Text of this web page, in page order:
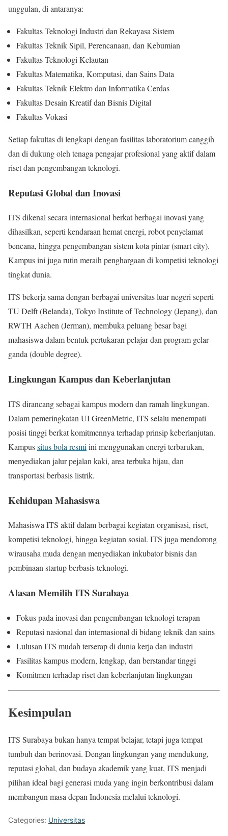
unggulan, di antaranya:
Fakultas Teknologi Industri dan Rekayasa Sistem
Fakultas Teknik Sipil, Perencanaan, dan Kebumian
Fakultas Teknologi Kelautan
Fakultas Matematika, Komputasi, dan Sains Data
Fakultas Teknik Elektro dan Informatika Cerdas
Fakultas Desain Kreatif dan Bisnis Digital
Fakultas Vokasi
Setiap fakultas di lengkapi dengan fasilitas laboratorium canggih
dan di dukung oleh tenaga pengajar profesional yang aktif dalam
riset dan pengembangan teknologi.
Reputasi Global dan Inovasi
ITS dikenal secara internasional berkat berbagai inovasi yang
dihasilkan, seperti kendaraan hemat energi, robot penyelamat
bencana, hingga pengembangan sistem kota pintar (smart city).
Kampus ini juga rutin meraih penghargaan di kompetisi teknologi
tingkat dunia.
ITS bekerja sama dengan berbagai universitas luar negeri seperti
TU Delft (Belanda), Tokyo Institute of Technology (Jepang), dan
RWTH Aachen (Jerman), membuka peluang besar bagi
mahasiswa dalam bentuk pertukaran pelajar dan program gelar
ganda (double degree).
Lingkungan Kampus dan Keberlanjutan
ITS dirancang sebagai kampus modern dan ramah lingkungan.
Dalam pemeringkatan UI GreenMetric, ITS selalu menempati
posisi tinggi berkat komitmennya terhadap prinsip keberlanjutan.
Kampussitus bola resmi ini menggunakan energi terbarukan,
menyediakan jalur pejalan kaki, area terbuka hijau, dan
transportasi berbasis listrik.
Kehidupan Mahasiswa
Mahasiswa ITS aktif dalam berbagai kegiatan organisasi, riset,
kompetisi teknologi, hingga kegiatan sosial. ITS juga mendorong
wirausaha muda dengan menyediakan inkubator bisnis dan
pembinaan startup berbasis teknologi.
Alasan Memilih ITS Surabaya
Fokus pada inovasi dan pengembangan teknologi terapan
Reputasi nasional dan internasional di bidang teknik dan sains
Lulusan ITS mudah terserap di dunia kerja dan industri
Fasilitas kampus modern, lengkap, dan berstandar tinggi
Komitmen terhadap riset dan keberlanjutan lingkungan
Kesimpulan
ITS Surabaya bukan hanya tempat belajar, tetapi juga tempat
tumbuh dan berinovasi. Dengan lingkungan yang mendukung,
reputasi global, dan budaya akademik yang kuat, ITS menjadi
pilihan ideal bagi generasi muda yang ingin berkontribusi dalam
membangun masa depan Indonesia melalui teknologi.
Categories: Universitas